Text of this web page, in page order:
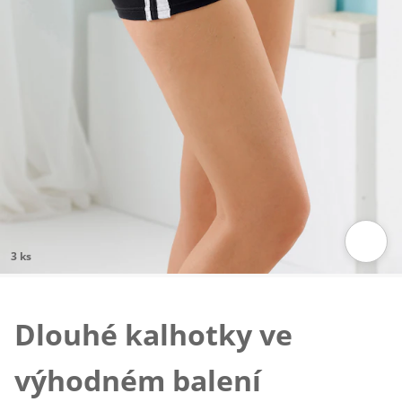
3 ks
Dlouhé kalhotky ve
výhodném balení